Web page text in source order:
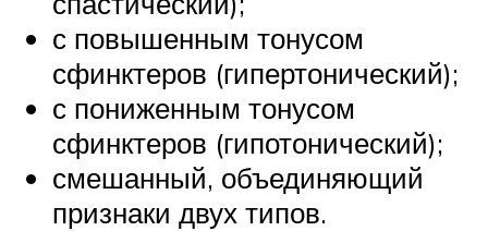
с повышенным тонусом
сфинктеров (гипертонический);
с пониженным тонусом
сфинктеров (гипотонический);
смешанный, объединяющий
признаки двух типов.